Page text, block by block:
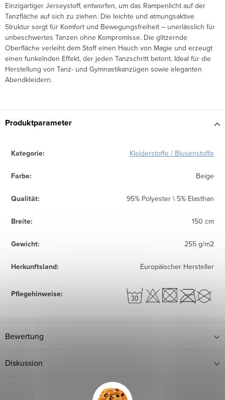
Einzigartiger Jerseystoff, entworfen, um das Rampenlicht auf der
Tanzfläche auf sich zu ziehen. Die leichte und atmungsaktive
Struktur sorgt für Komfort und Bewegungsfreiheit – unerlässlich für
unbeschwertes Tanzen ohne Kompromisse. Die glitzernde
Oberfläche verleiht dem Stoff einen Hauch von Magie und erzeugt
einen funkelnden Effekt, der jeden Tanzschritt betont. Ideal für die
Herstellung von Tanz- und Gymnastikanzügen sowie eleganten
Abendkleidern.
Produktparameter
Kategorie: Kleiderstoffe / Blusenstoffe
Farbe: Beige
Qualität: 95% Polyester \ 5% Elasthan
Breite: 150 cm
Gewicht: 255 g/m2
Herkunftsland: Europäischer Hersteller
Pflegehinweise:
Bewertung
Diskussion